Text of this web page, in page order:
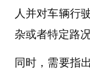
人并对车辆行
杂或者特定路
同时，需要指